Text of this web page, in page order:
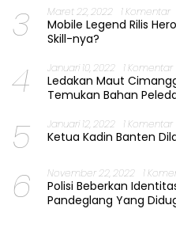
3 Maret 22, 2022 1 Komentar
Mobile Legend Rilis
Skill-nya?
4 Januari 10, 2022 1 Komentar
Ledakan Maut
Temukan Bahan
5 Januari 12, 2022 1 Komentar
Ketua Kadin Banten
6 November 22, 2022 1
Polisi Beberkan
Pandeglang Yang